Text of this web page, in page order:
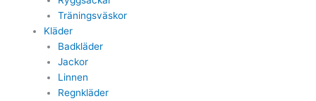
Träningsväskor
Kläder
Badkläder
Jackor
Linnen
Regnkläder